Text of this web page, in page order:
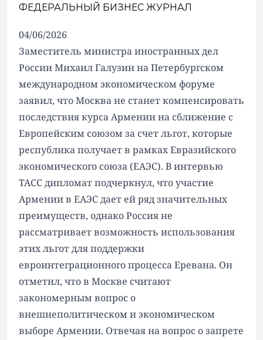
ФЕДЕРАЛЬНЫЙ БИЗНЕС ЖУРНАЛ
04/06/2026
Заместитель министра иностранных дел
России Михаил Галузин на Петербургском
международном экономическом форуме
заявил, что Москва не станет компенсировать
последствия курса Армении на сближение с
Европейским союзом за счет льгот, которые
республика получает в рамках Евразийского
экономического союза (ЕАЭС). В интервью
ТАСС дипломат подчеркнул, что участие
Армении в ЕАЭС дает ей ряд значительных
преимуществ, однако Россия не
рассматривает возможность использования
этих льгот для поддержки
евроинтеграционного процесса Еревана. Он
отметил, что в Москве считают
закономерным вопрос о
внешнеполитическом и экономическом
выборе Армении. Отвечая на вопрос о запрете